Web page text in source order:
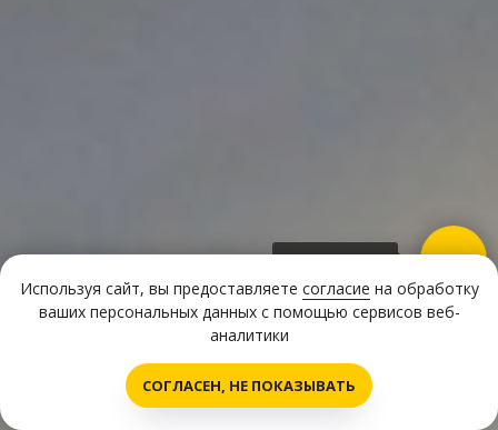
Написать нам!
Используя сайт, вы предоставляете согласие на обработку
ваших персональных данных с помощью сервисов веб-
аналитики
СОГЛАСЕН, НЕ ПОКАЗЫВАТЬ